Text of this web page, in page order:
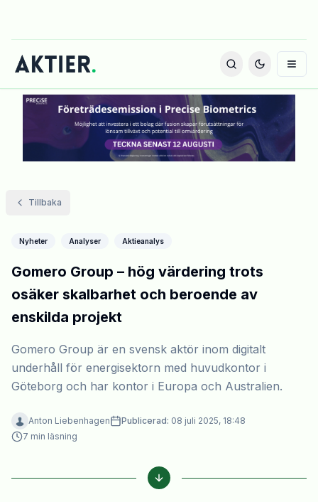
Tillbaka
Nyheter Analyser Aktieanalys
Gomero Group – hög värdering trots
osäker skalbarhet och beroende av
enskilda projekt
Gomero Group är en svensk aktör inom digitalt
underhåll för energisektorn med huvudkontor i
Göteborg och har kontor i Europa och Australien.
Anton Liebenhagen Publicerad: 08 juli 2025, 18:48
7 min läsning